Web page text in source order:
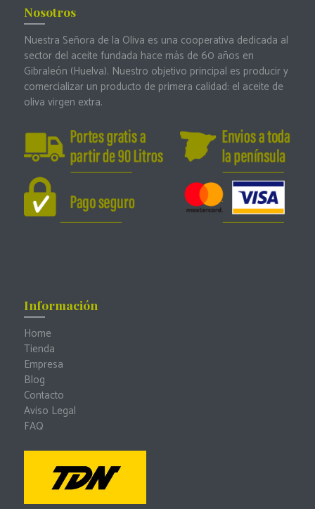
Nosotros
Nuestra Señora de la Oliva es una cooperativa dedicada al
sector del aceite fundada hace más de 60 años en
Gibraleón (Huelva). Nuestro objetivo principal es producir y
comercializar un producto de primera calidad: el aceite de
oliva virgen extra.
Información
Home
Tienda
Empresa
Blog
Contacto
Aviso Legal
FAQ